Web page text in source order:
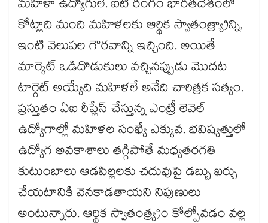
మహిళా ఉద్యోగులే. ఐటీ రంగం భారతదేశంలో
కోట్లాది మంది మహిళలకు ఆర్థిక స్వాతంత్య్రాన్ని,
ఇంటి వెలుపల గౌరవాన్ని ఇచ్చింది. అయితే
మార్కెట్ ఒడిదొడుకులు వచ్చినప్పుడు మొదట
టార్గెట్ అయ్యేది మహిళలే అనేది చారిత్రక సత్యం.
ప్రస్తుతం ఏఐ రీప్లేస్ చేస్తున్న ఎంట్రీ లెవెల్
ఉద్యోగాల్లో మహిళల సంఖ్యే ఎక్కువ. భవిష్యత్తులో
ఉద్యోగ అవకాశాలు తగ్గిపోతే మధ్యతరగతి
కుటుంబాలు ఆడపిల్లలకు చదువుపై డబ్బు ఖర్చు
చేయటానికి వెనకాడతాయని నిపుణులు
అంటున్నారు. ఆర్థిక స్వాతంత్య్రం కోల్పోవడం వల్ల